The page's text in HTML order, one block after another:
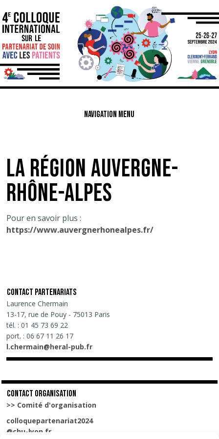
NAVIGATION MENU
LA RÉGION AUVERGNE-
RHÔNE-ALPES
Pour en savoir plus :
https://www.auvergnerhonealpes.fr/
CONTACT PARTENARIATS
Laurence Chermain
13-17, rue de Pouy - 75013 Paris
tél. : 01 45 73 69 22
port. : 06 67 11 26 17
l.chermain@heral-pub.fr
CONTACT ORGANISATION
>> Comité d'organisation
colloquepartenariat2024
@chu-lyon.fr